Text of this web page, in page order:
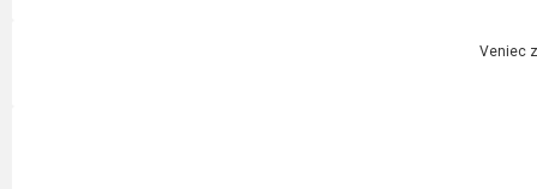
Veniec